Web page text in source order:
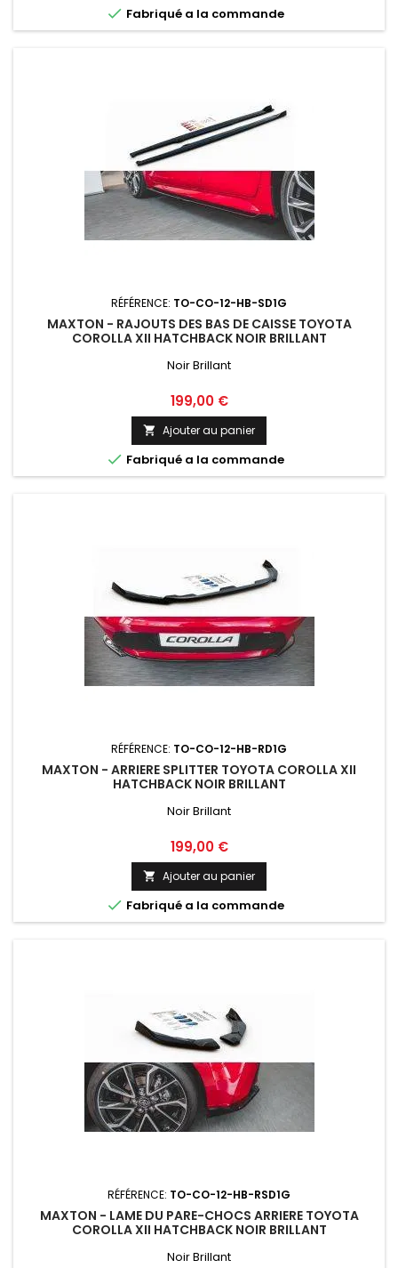
 Fabriqué a la commande
RÉFÉRENCE: TO-CO-12-HB-SD1G
MAXTON - RAJOUTS DES BAS DE CAISSE TOYOTA
COROLLA XII HATCHBACK NOIR BRILLANT
Noir Brillant
Prix
199,00 €
 Ajouter au panier
 Fabriqué a la commande
RÉFÉRENCE: TO-CO-12-HB-RD1G
MAXTON - ARRIERE SPLITTER TOYOTA COROLLA XII
HATCHBACK NOIR BRILLANT
Noir Brillant
Prix
199,00 €
 Ajouter au panier
 Fabriqué a la commande
RÉFÉRENCE: TO-CO-12-HB-RSD1G
MAXTON - LAME DU PARE-CHOCS ARRIERE TOYOTA
COROLLA XII HATCHBACK NOIR BRILLANT
Noir Brillant